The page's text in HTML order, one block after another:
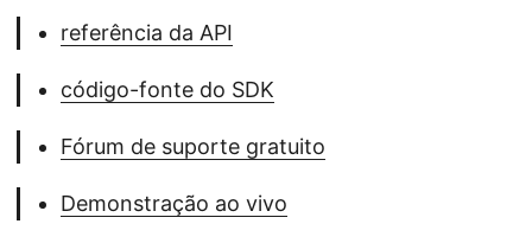
referência da API
código-fonte do SDK
Fórum de suporte gratuito
Demonstração ao vivo